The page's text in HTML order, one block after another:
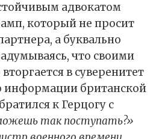
адвокатом
который не просит
а буквально
что своими
в суверенитет
информации британской
к Герцогу с
так поступать?»